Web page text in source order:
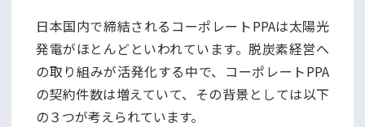
日本国内で締結されるコーポレートPPAは太陽光
発電がほとんどといわれています。脱炭素経営へ
の取り組みが活発化する中で、コーポレートPPA
の契約件数は増えていて、その背景としては以下
の３つが考えられています。